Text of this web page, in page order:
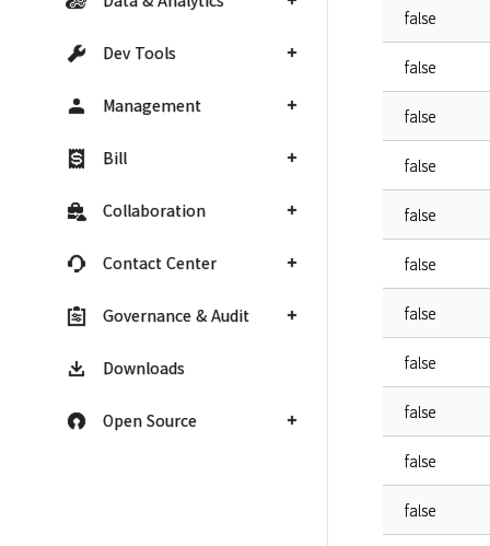
Dev Tools
Management
Bill
Collaboration
Contact Center
Governance & Audit
Downloads
Open Source
false
false
false
false
false
false
false
false
false
false
false